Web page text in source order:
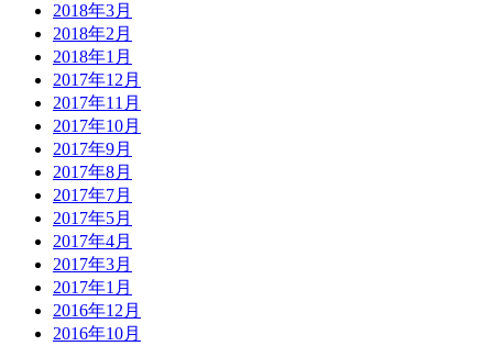
2018年3月
2018年2月
2018年1月
2017年12月
2017年11月
2017年10月
2017年9月
2017年8月
2017年7月
2017年5月
2017年4月
2017年3月
2017年1月
2016年12月
2016年10月